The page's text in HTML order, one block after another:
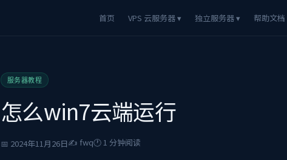
首页 VPS 云服务器 ▾ 独立服务器 ▾ 帮助文档
服务器教程
怎么win7云端运行
📅 2024年11月26日✍️ fwq🕐 1 分钟阅读